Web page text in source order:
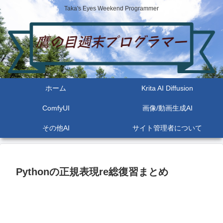
Taka's Eyes Weekend Programmer
ホーム Krita AI Diffusion
ComfyUI 画像/動画生成AI
その他AI サイト管理者について
Pythonの正規表現re総復習まとめ